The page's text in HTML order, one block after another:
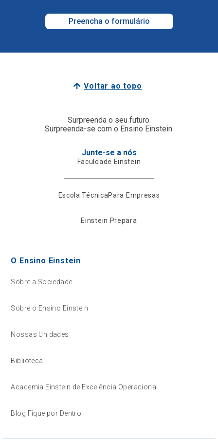
Preencha o formulário
Voltar ao topo
Surpreenda o seu futuro.
Surpreenda-se com o Ensino Einstein.
Junte-se a nós
Faculdade Einstein
Escola TécnicaPara Empresas
Einstein Prepara
O Ensino Einstein
Sobre a Sociedade
Sobre o Ensino Einstein
Nossas Unidades
Biblioteca
Academia Einstein de Excelência Operacional
Blog Fique por Dentro